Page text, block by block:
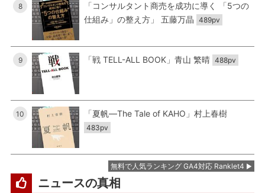
8
「コンサルタント商売を成功に導く 「5つの
仕組み」の整え方」 五藤万晶 489pv
9 「戦 TELL-ALL BOOK」青山 繁晴 488pv
10 「夏帆―The Tale of KAHO」村上春樹
483pv
無料で人気ランキング GA4対応 Ranklet4
ニュースの真相